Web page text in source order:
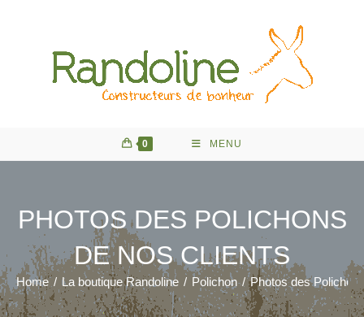
0 MENU
PHOTOS DES POLICHONS
DE NOS CLIENTS
Home / La boutique Randoline / Polichon / Photos des